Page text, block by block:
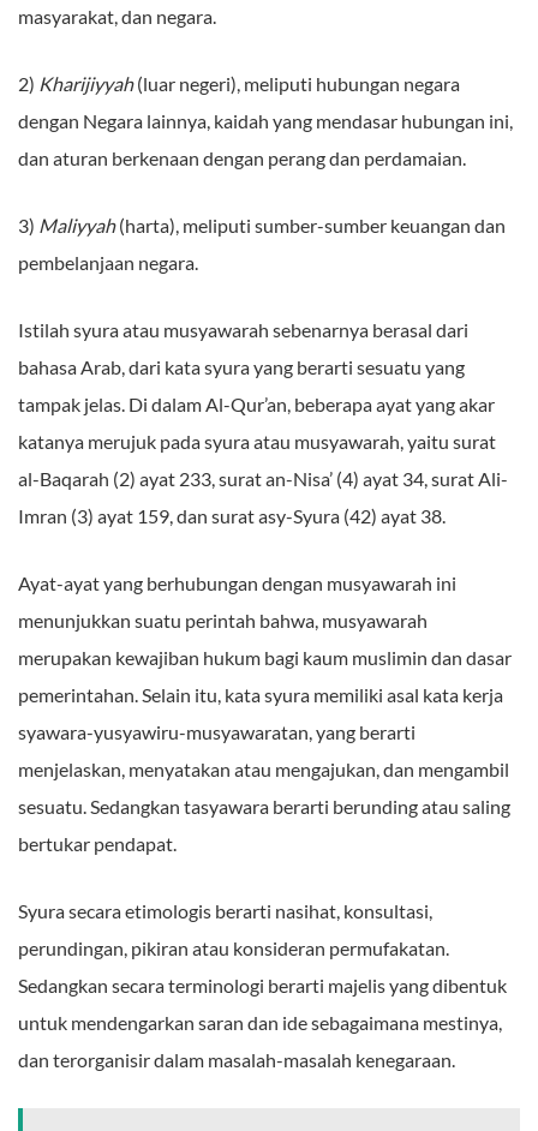
masyarakat, dan negara.
2) Kharijiyyah(luar negeri), meliputi hubungan negara
dengan Negara lainnya, kaidah yang mendasar hubungan ini,
dan aturan berkenaan dengan perang dan perdamaian.
3) Maliyyah(harta), meliputi sumber-sumber keuangan dan
pembelanjaan negara.
Istilah syura atau musyawarah sebenarnya berasal dari
bahasa Arab, dari kata syura yang berarti sesuatu yang
tampak jelas. Di dalam Al-Qur’an, beberapa ayat yang akar
katanya merujuk pada syura atau musyawarah, yaitu surat
al-Baqarah (2) ayat 233, surat an-Nisa’ (4) ayat 34, surat Ali-
Imran (3) ayat 159, dan surat asy-Syura (42) ayat 38.
Ayat-ayat yang berhubungan dengan musyawarah ini
menunjukkan suatu perintah bahwa, musyawarah
merupakan kewajiban hukum bagi kaum muslimin dan dasar
pemerintahan. Selain itu, kata syura memiliki asal kata kerja
syawara-yusyawiru-musyawaratan, yang berarti
menjelaskan, menyatakan atau mengajukan, dan mengambil
sesuatu. Sedangkan tasyawara berarti berunding atau saling
bertukar pendapat.
Syura secara etimologis berarti nasihat, konsultasi,
perundingan, pikiran atau konsideran permufakatan.
Sedangkan secara terminologi berarti majelis yang dibentuk
untuk mendengarkan saran dan ide sebagaimana mestinya,
dan terorganisir dalam masalah-masalah kenegaraan.